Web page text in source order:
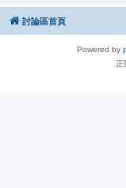
討論區首頁
Powered by
正